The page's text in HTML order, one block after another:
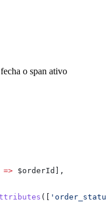
o span ativo
=> $orderId
],
([